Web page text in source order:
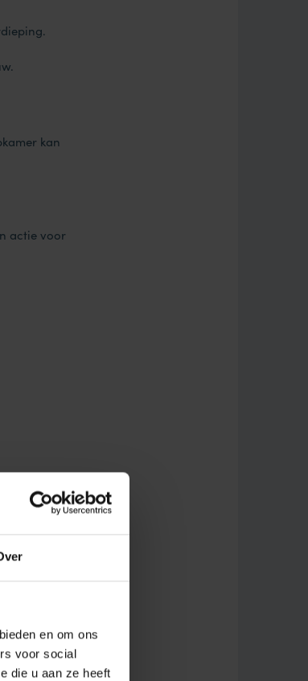
en om ons
voor social
die u aan ze heeft
kan
actie voor